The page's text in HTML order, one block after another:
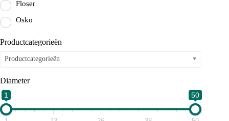
Floser
Osko
Productcategorieën
Productcategorieën
Diameter
1 50